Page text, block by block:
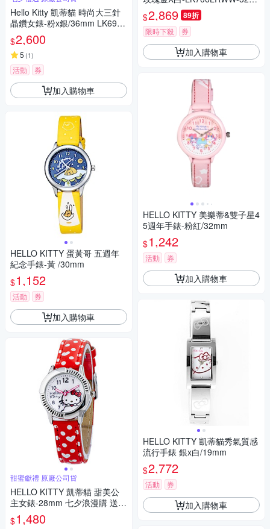
Hello Kitty 凱蒂貓 時尚大三針
晶鑽女錶-粉x銀/36mm LK691L
WPA-S 七夕寵愛季 送禮推薦
$2,600
5 (1)
活動 券
加入購物車
HELLO KITTY 蛋黃哥 五週年
紀念手錶-黃 /30mm
$1,152
活動 券
加入購物車
甜蜜獻禮 原廠公司貨
HELLO KITTY 凱蒂貓 甜美公
主女錶-28mm 七夕浪漫購 送禮
首選
$1,480
m
$2,869 89折
限時下殺 券
加入購物車
HELLO KITTY 美樂蒂&雙子星4
5週年手錶-粉紅/32mm
$1,242
活動 券
加入購物車
HELLO KITTY 凱蒂貓秀氣質感
流行手錶 銀x白/19mm
$2,772
活動 券
加入購物車